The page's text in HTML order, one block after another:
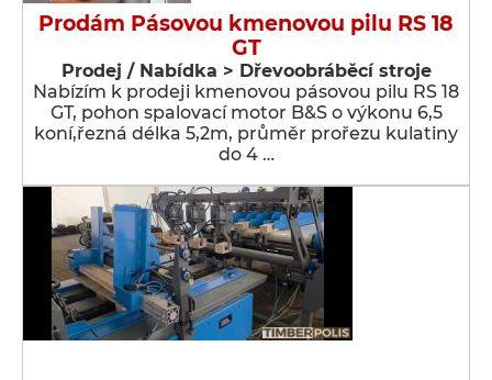
Prodám Pásovou kmenovou pilu RS 18
GT
Prodej / Nabídka > Dřevoobráběcí stroje
Nabízím k prodeji kmenovou pásovou pilu RS 18
GT, pohon spalovací motor B&S o výkonu 6,5
koní,řezná délka 5,2m, průměr prořezu kulatiny
do 4 …